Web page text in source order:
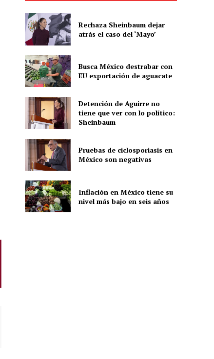
Rechaza Sheinbaum dejar
atrás el caso del ‘Mayo’
Busca México destrabar con
EU exportación de aguacate
Detención de Aguirre no
tiene que ver con lo político:
Sheinbaum
Pruebas de ciclosporiasis en
México son negativas
Inflación en México tiene su
nivel más bajo en seis años